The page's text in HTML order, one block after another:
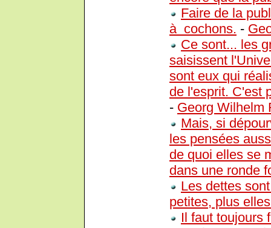
Faire de la
à cochons. -
Ce sont... les
saisissent
sont eux qui
de l'esprit. C'est
- Georg Wilhelm
Mais, si
les pensées
de quoi elles se
dans une ronde
Les dettes
petites, plus
Il faut toujours